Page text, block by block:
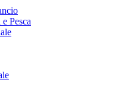
Pesca